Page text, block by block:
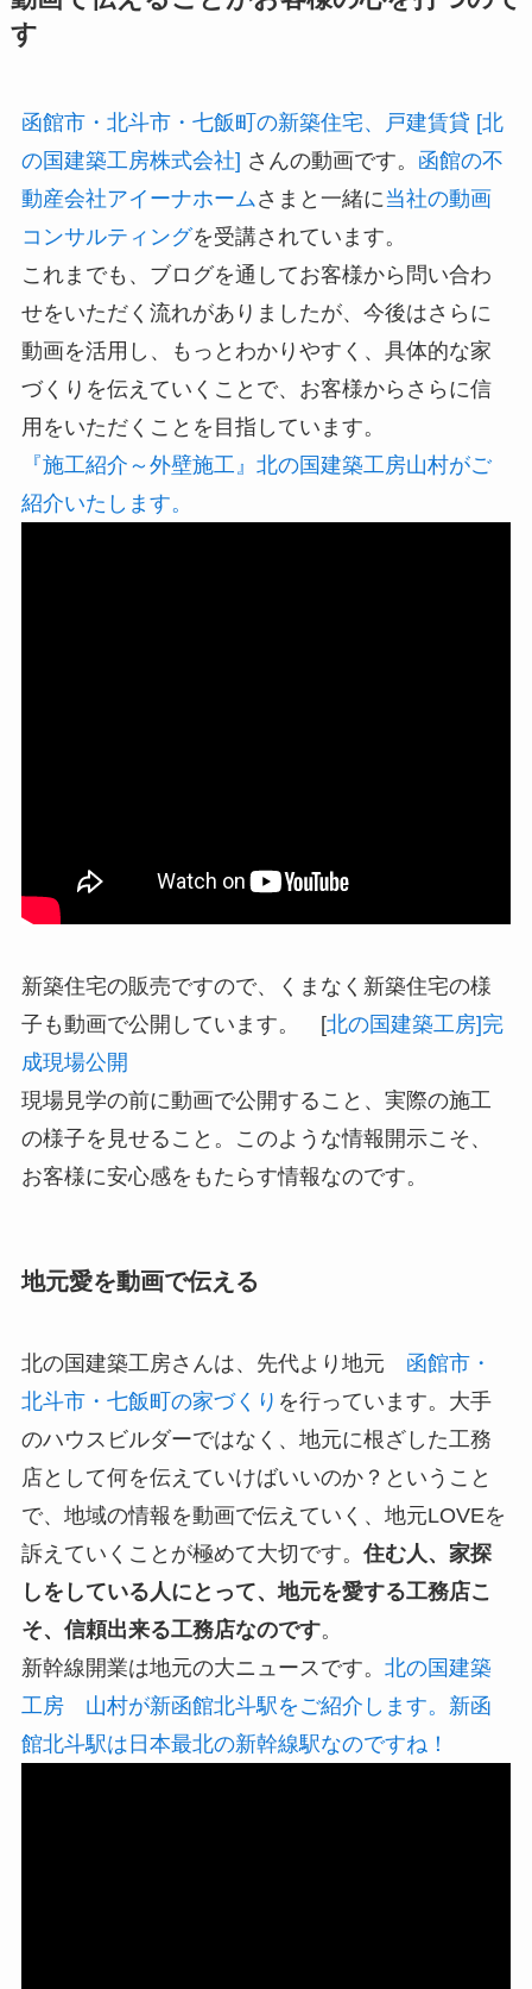
す
函館市・北斗市・七飯町の新築住宅、戸建賃貸 [北
の国建築工房株式会社] さんの動画です。 函館の不
動産会社アイーナホーム さまと一緒に当社の動画
コンサルティングを受講されています。
これまでも、ブログを通してお客様から問い合わ
せをいただく流れがありましたが、今後はさらに
動画を活用し、もっとわかりやすく、具体的な家
づくりを伝えていくことで、お客様からさらに信
用をいただくことを目指しています。
『施工紹介～外壁施工』北の国建築工房山村がご
紹介いたします。
新築住宅の販売ですので、くまなく新築住宅の様
子も動画で公開しています。 [北の国建築工房]完
成現場公開
現場見学の前に動画で公開すること、実際の施工
の様子を見せること。このような情報開示こそ、
お客様に安心感をもたらす情報なのです。
地元愛を動画で伝える
北の国建築工房さんは、先代より地元 函館市・
北斗市・七飯町の家づくり を行っています。大手
のハウスビルダーではなく、地元に根ざした工務
店として何を伝えていけばいいのか？ということ
で、地域の情報を動画で伝えていく、地元LOVEを
訴えていくことが極めて大切です。 住む人、家探
しをしている人にとって、地元を愛する工務店こ
そ、信頼出来る工務店なのです。
新幹線開業は地元の大ニュースです。 北の国建築
工房 山村が新函館北斗駅をご紹介します。新函
館北斗駅は日本最北の新幹線駅なのですね！